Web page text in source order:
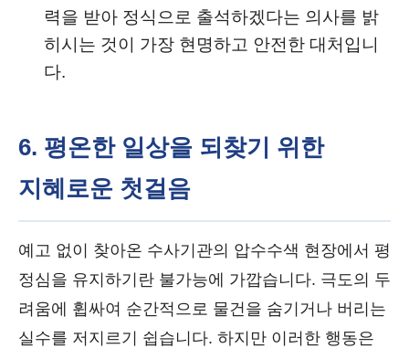
력을 받아 정식으로 출석하겠다는 의사를 밝
히시는 것이 가장 현명하고 안전한 대처입니
다.
6. 평온한 일상을 되찾기 위한
지혜로운 첫걸음
예고 없이 찾아온 수사기관의 압수수색 현장에서 평
정심을 유지하기란 불가능에 가깝습니다. 극도의 두
려움에 휩싸여 순간적으로 물건을 숨기거나 버리는
실수를 저지르기 쉽습니다. 하지만 이러한 행동은